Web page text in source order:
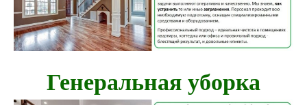
Генеральная уборка